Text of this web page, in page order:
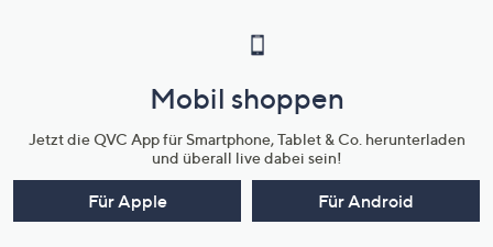
Mobil shoppen
Jetzt die QVC App für Smartphone, Tablet & Co. herunterladen
und überall live dabei sein!
Für Apple Für Android